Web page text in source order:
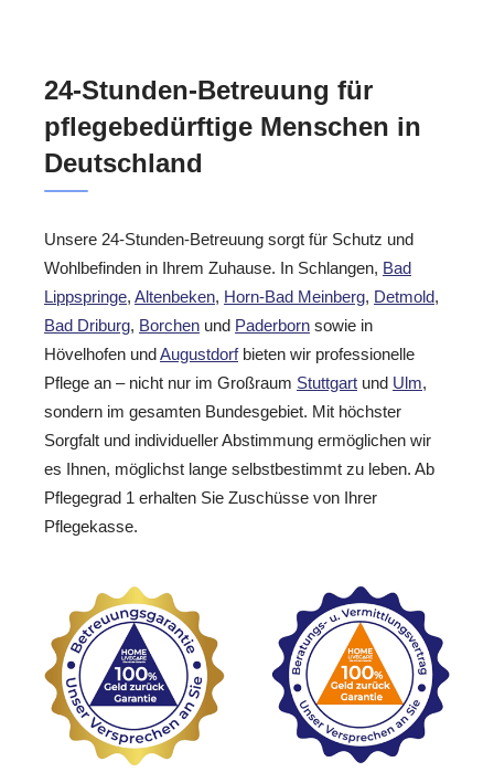
24-Stunden-Betreuung für
pflegebedürftige Menschen in
Deutschland
Unsere 24-Stunden-Betreuung sorgt für Schutz und
Wohlbefinden in Ihrem Zuhause. In Schlangen, Bad
Lippspringe, Altenbeken, Horn-Bad Meinberg, Detmold,
Bad Driburg, Borchen und Paderborn sowie in
Hövelhofen undAugustdorfbieten wir professionelle
Pflege an – nicht nur im Großraum Stuttgart und Ulm,
sondern im gesamten Bundesgebiet. Mit höchster
Sorgfalt und individueller Abstimmung ermöglichen wir
es Ihnen, möglichst lange selbstbestimmt zu leben. Ab
Pflegegrad 1 erhalten Sie Zuschüsse von Ihrer
Pflegekasse.